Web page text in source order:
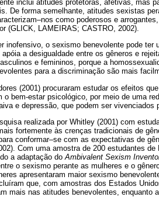
inclui atitudes protetoras, afetivas, mas
De forma semelhante, atitudes sexistas
como poderosos e
(GLICK, LAMEIRAS; CASTRO, 2002).
inofensivo, o sexismo benevolente pode
a desigualdade entre os gêneros e
e femininos, porque a
para a discriminação são mais
(2001) procuraram estudar os efeitos
o bem-estar psicológico, por meio de uma
e depressão, que podem ser vivenciados
realizada por Whitley (2001) com
fortemente às crenças tradicionais de
conformar–se com as expectativas de
Com uma amostra de 200 estudantes
a adaptação do Ambivalent Sexism
o sexismo perante as mulheres e o
apresentaram maior sexismo
que, com amostras dos Estados
mais nas atitudes benevolentes, enquanto